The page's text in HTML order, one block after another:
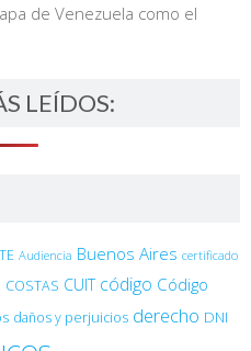
de Venezuela como el
LEÍDOS:
Audiencia Buenos Aires certificado
COSTAS CUIT código Código
daños y perjuicios derecho DNI